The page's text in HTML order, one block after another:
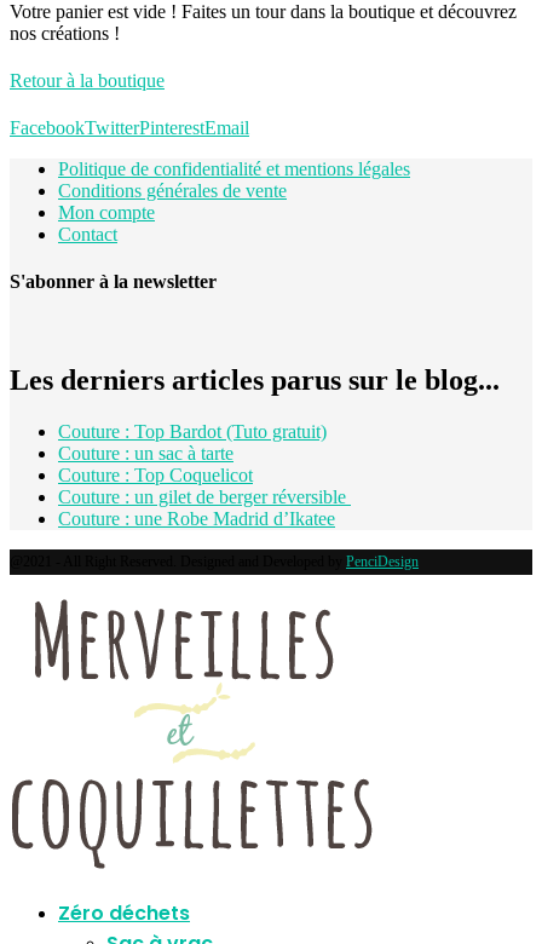
Votre panier est vide ! Faites un tour dans la boutique et découvrez
nos créations !
Retour à la boutique
FacebookTwitterPinterestEmail
Politique de confidentialité et mentions légales
Conditions générales de vente
Mon compte
Contact
S'abonner à la newsletter
Les derniers articles parus sur le blog...
Couture : Top Bardot (Tuto gratuit)
Couture : un sac à tarte
Couture : Top Coquelicot
Couture : un gilet de berger réversible
Couture : une Robe Madrid d’Ikatee
PenciDesign
Zéro déchets